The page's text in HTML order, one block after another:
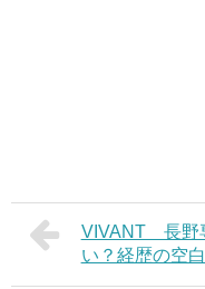
VIVANT 長野
い？経歴の空